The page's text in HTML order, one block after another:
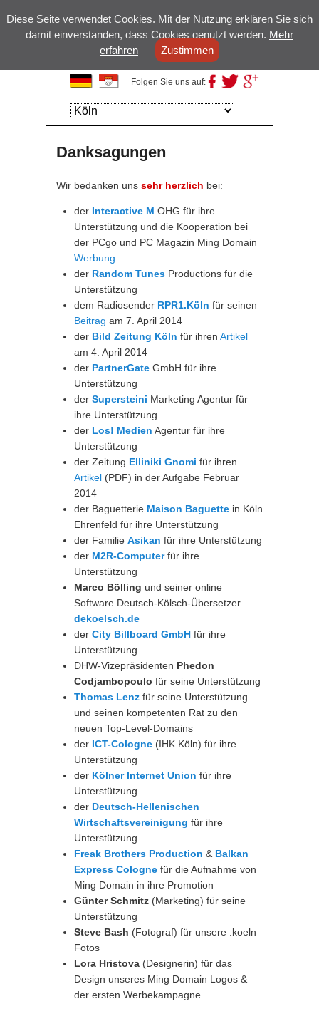
Kölsche Domains
Folgen Sie uns auf:
Hauptmenü
Weiter zum
Hauptinhalt
Weiter zum
Sekundärinhalt
Danksagungen
Wir bedanken uns sehr herzlich bei:
der Interactive M OHG für ihre
Unterstützung und die Kooperation bei
der PCgo und PC Magazin Ming Domain
Werbung
der Random Tunes Productions für die
Unterstützung
dem Radiosender RPR1.Köln für seinen
Beitrag am 7. April 2014
der Bild Zeitung Köln für ihren Artikel
am 4. April 2014
der PartnerGate GmbH für ihre
Unterstützung
der Supersteini Marketing Agentur für
ihre Unterstützung
der Los! Medien Agentur für ihre
Unterstützung
der Zeitung Elliniki Gnomi für ihren
Artikel (PDF) in der Aufgabe Februar
2014
der Baguetterie Maison Baguette in Köln
Ehrenfeld für ihre Unterstützung
der Familie Asikan für ihre Unterstützung
der M2R-Computerfür ihre
Unterstützung
Marco Bölling und seiner online
Software Deutsch-Kölsch-Übersetzer
dekoelsch.de
der City Billboard GmbH für ihre
Unterstützung
DHW-Vizepräsidenten Phedon
Codjambopoulo für seine Unterstützung
Thomas Lenz für seine Unterstützung
und seinen kompetenten Rat zu den
neuen Top-Level-Domains
der ICT-Cologne (IHK Köln) für ihre
Unterstützung
der Kölner Internet Union für ihre
Unterstützung
der Deutsch-Hellenischen
Wirtschaftsvereinigung für ihre
Unterstützung
Freak Brothers Production & Balkan
Express Cologne für die Aufnahme von
Ming Domain in ihre Promotion
Günter Schmitz (Marketing) für seine
Unterstützung
Steve Bash (Fotograf) für unsere .koeln
Fotos
Lora Hristova (Designerin) für das
Design unseres Ming Domain Logos &
der ersten Werbekampagne
Diese Seite verwendet Cookies. Mit der Nutzung erklären Sie sich
damit einverstanden, dass Cookies genutzt werden. Mehr
erfahren
Zustimmen